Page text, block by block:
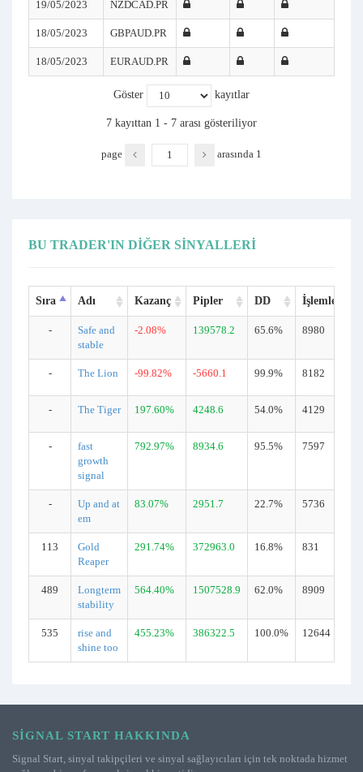
19/05/2023 NZDCAD.PR
18/05/2023 GBPAUD.PR
18/05/2023 EURAUD.PR
Göster kayıtlar
7 kayıttan 1 - 7 arası gösteriliyor
page arasında 1
BU TRADER'IN DIĞER SINYALLERI
Sıra Adı Kazanç Pipler DD İşlemler
-
Safe and
stable
-2.08% 139578.2 65.6% 8980
- The Lion -99.82% -5660.1 99.9% 8182
- The Tiger 197.60% 4248.6 54.0% 4129
-
fast
growth
signal
792.97% 8934.6 95.5% 7597
-
Up and at
em
83.07% 2951.7 22.7% 5736
113
Gold
Reaper
291.74% 372963.0 16.8% 831
489
Longterm
stability
564.40% 1507528.9 62.0% 8909
535
rise and
shine too
455.23% 386322.5 100.0% 12644
SIGNAL START HAKKINDA
Signal Start, sinyal takipçileri ve sinyal sağlayıcıları için tek noktada hizmet